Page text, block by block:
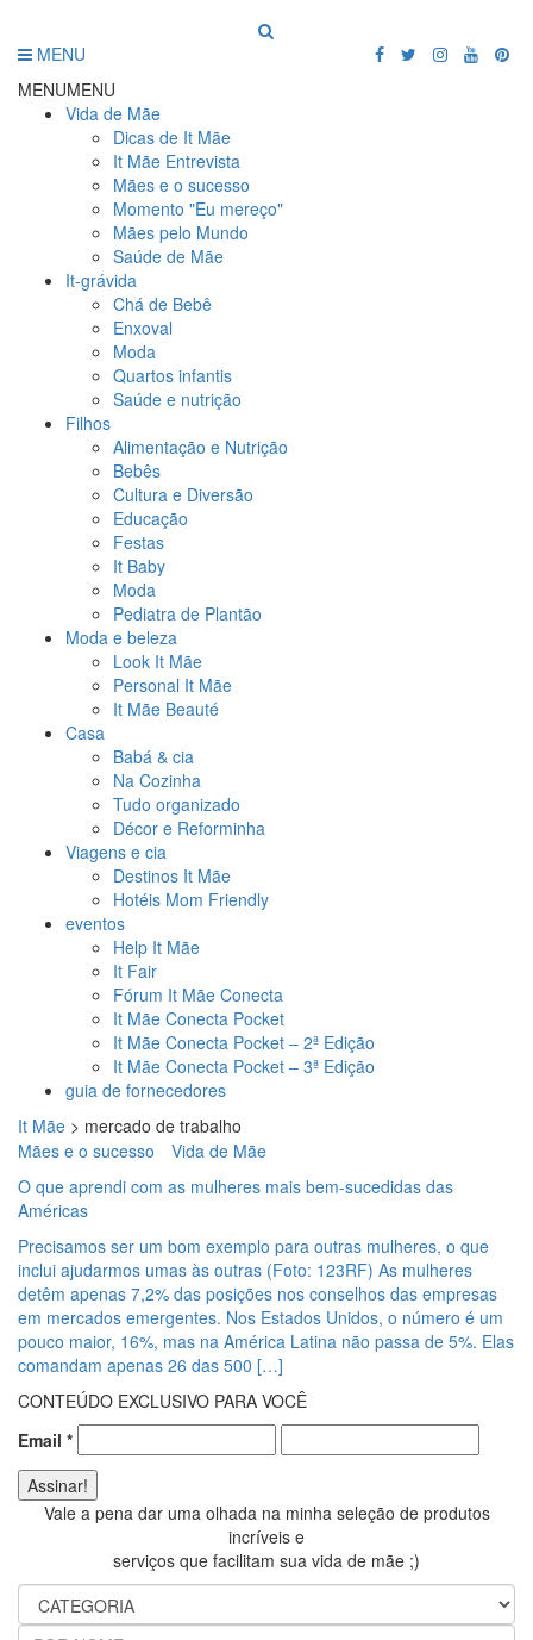
MENU
MENUMENU
Vida de Mãe
Dicas de It Mãe
It Mãe Entrevista
Mães e o sucesso
Momento "Eu mereço"
Mães pelo Mundo
Saúde de Mãe
It-grávida
Chá de Bebê
Enxoval
Moda
Quartos infantis
Saúde e nutrição
Filhos
Alimentação e Nutrição
Bebês
Cultura e Diversão
Educação
Festas
It Baby
Moda
Pediatra de Plantão
Moda e beleza
Look It Mãe
Personal It Mãe
It Mãe Beauté
Casa
Babá & cia
Na Cozinha
Tudo organizado
Décor e Reforminha
Viagens e cia
Destinos It Mãe
Hotéis Mom Friendly
eventos
Help It Mãe
It Fair
Fórum It Mãe Conecta
It Mãe Conecta Pocket
It Mãe Conecta Pocket – 2ª Edição
It Mãe Conecta Pocket – 3ª Edição
guia de fornecedores
It Mãe > mercado de trabalho
Mães e o sucesso
Vida de Mãe
O que aprendi com as mulheres mais bem-sucedidas das
Américas
Precisamos ser um bom exemplo para outras mulheres, o que
inclui ajudarmos umas às outras (Foto: 123RF) As mulheres
detêm apenas 7,2% das posições nos conselhos das empresas
em mercados emergentes. Nos Estados Unidos, o número é um
pouco maior, 16%, mas na América Latina não passa de 5%. Elas
comandam apenas 26 das 500 […]
CONTEÚDO EXCLUSIVO PARA VOCÊ
Email *
Vale a pena dar uma olhada na minha seleção de produtos
incríveis e
serviços que facilitam sua vida de mãe ;)